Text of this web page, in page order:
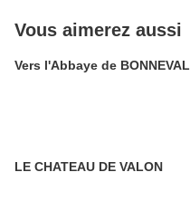
Vous aimerez aussi
Vers l'Abbaye de BONNEVAL
LE CHATEAU DE VALON